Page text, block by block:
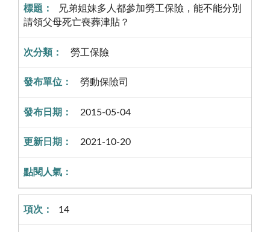
兄弟姐妹多人都參加勞工保險，能不能分別
請領父母死亡喪葬津貼？
勞工保險
勞動保險司
2015-05-04
2021-10-20
14